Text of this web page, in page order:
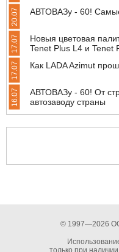
20.07 АВТОВАЗу - 60!
17.07
Новыя цветовая
Tenet Plus L4 и Tenet
17.07 Как LADA Azimut
16.07
АВТОВАЗу - 60! От
автозаводу страны
© 1997—2026
только при